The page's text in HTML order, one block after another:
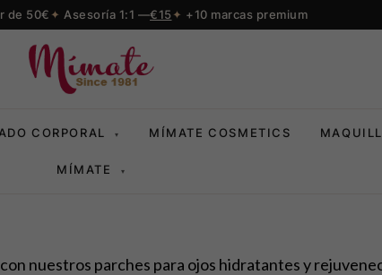
de 50€ Asesoría 1:1 —€15 +10 marcas premium
CORPORAL ▾ MÍMATE COSMETICS
MÍMATE ▾
nuestros parches para ojos hidratantes y